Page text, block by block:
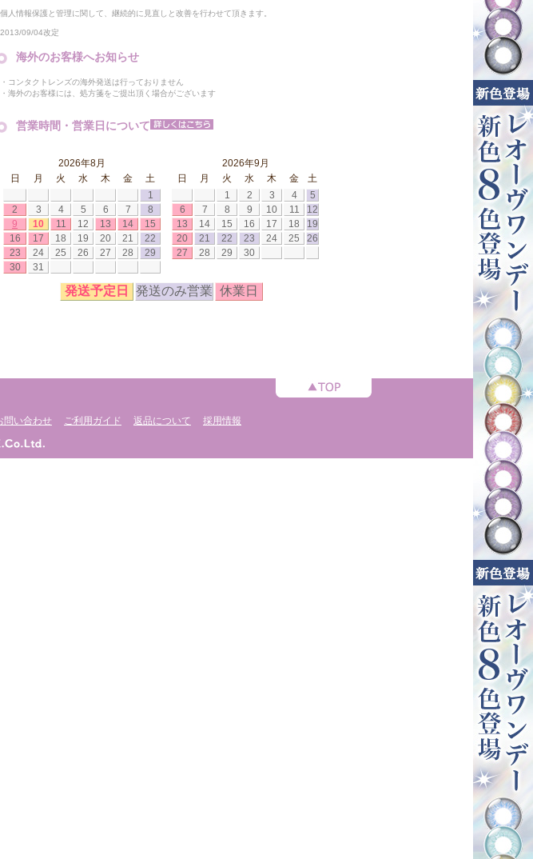
個人情報保護と管理に関して、継続的に見直しと改善を行わせて頂きます。
2013/09/04改定
海外のお客様へお知らせ
・コンタクトレンズの海外発送は行っておりません
・海外のお客様には、処方箋をご提出頂く場合がございます
営業時間・営業日について
2026年8月
日
月 火 水 木 金
土
1
2
3 4 5 6 7
8
9
10 11 12 13 14
15
16
17 18 19 20 21
22
23
24 25 26 27 28
29
30
31
2026年9月
日
月 火 水 木 金
土
1
2 3 4
5
6
7 8 9 10 11
12
13
14 15 16 17 18
19
20
21 22 23 24 25
26
27
28 29 30
発送予定日 発送のみ営業 休業日
問い合わせ ご利用ガイド 返品について 採用情報